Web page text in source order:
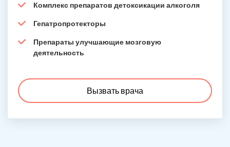
Комплекс препаратов детоксикации алкоголя
Гепатропротекторы
Препараты улучшающие мозговую
деятельность
Вызвать врача